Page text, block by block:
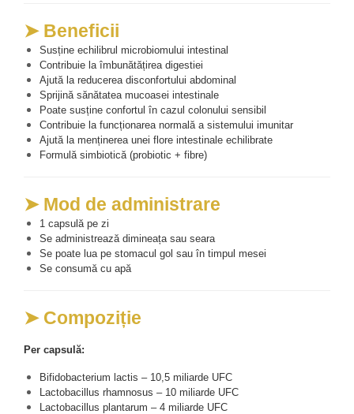
➤ Beneficii
Susține echilibrul microbiomului intestinal
Contribuie la îmbunătățirea digestiei
Ajută la reducerea disconfortului abdominal
Sprijină sănătatea mucoasei intestinale
Poate susține confortul în cazul colonului sensibil
Contribuie la funcționarea normală a sistemului imunitar
Ajută la menținerea unei flore intestinale echilibrate
Formulă simbiotică (probiotic + fibre)
➤ Mod de administrare
1 capsulă pe zi
Se administrează dimineața sau seara
Se poate lua pe stomacul gol sau în timpul mesei
Se consumă cu apă
➤ Compoziție
Per capsulă:
Bifidobacterium lactis – 10,5 miliarde UFC
Lactobacillus rhamnosus – 10 miliarde UFC
Lactobacillus plantarum – 4 miliarde UFC